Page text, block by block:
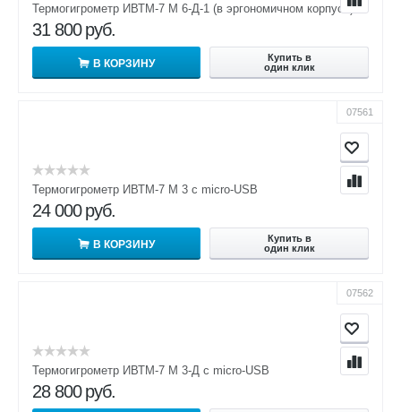
Термогигрометр ИВТМ-7 М 6-Д-1 (в эргономичном корпусе)
31 800 руб.
В КОРЗИНУ
Купить в
один клик
07561
Термогигрометр ИВТМ-7 М 3 c micro-USB
24 000 руб.
В КОРЗИНУ
Купить в
один клик
07562
Термогигрометр ИВТМ-7 М 3-Д c micro-USB
28 800 руб.